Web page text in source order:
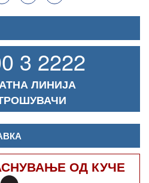
3 2222
ЛИНИЈА
ОД КУЧЕ